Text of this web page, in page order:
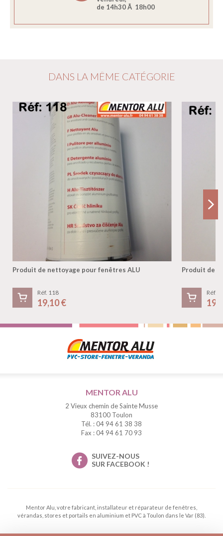
de 14h30 Ã 18h00
DANS LA MÊME CATÉGORIE
Produit de nettoyage pour fenêtres ALU
Réf. 118
19,10 €
Produit de
Réf.
MENTOR ALU
2 Vieux chemin de Sainte Musse
83100 Toulon
Tél. : 04 94 61 38 38
Fax : 04 94 61 70 93
SUIVEZ-NOUS
SUR FACEBOOK !
Mentor Alu, votre fabricant, installateur et réparateur de fenêtres,
vérandas, stores et portails en aluminium et PVC à Toulon dans le Var (83).